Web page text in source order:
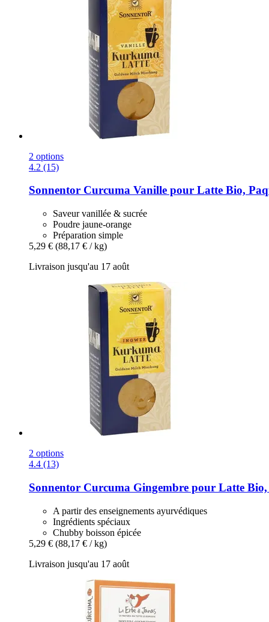
2 options
4.2 (15)
Sonnentor Curcuma Vanille pour Latte Bio,
Saveur vanillée & sucrée
Poudre jaune-orange
Préparation simple
5,29 € (88,17 € / kg)
Livraison jusqu'au 17 août
2 options
4.4 (13)
Sonnentor Curcuma Gingembre pour Latte Bio,
A partir des enseignements ayurvédiques
Ingrédients spéciaux
Chubby boisson épicée
5,29 € (88,17 € / kg)
Livraison jusqu'au 17 août